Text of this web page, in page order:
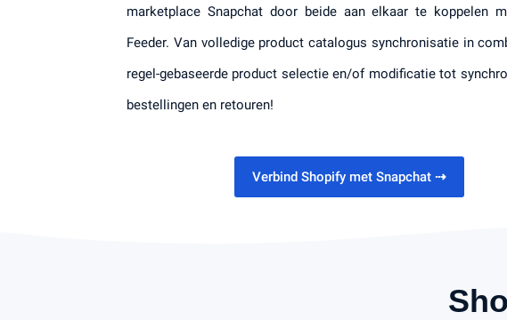
marketplace Snapchat door beide aan elkaar te koppelen
Feeder. Van volledige product catalogus synchronisatie in
regel-gebaseerde product selectie en/of modificatie tot
bestellingen en retouren!
Verbind Shopify met Snapchat ⇢